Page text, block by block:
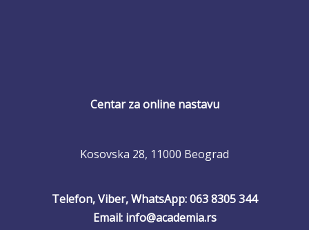
Centar za online nastavu
Kosovska 28, 11000 Beograd
Telefon, Viber, WhatsApp: 063 8305 344
Email: info@academia.rs